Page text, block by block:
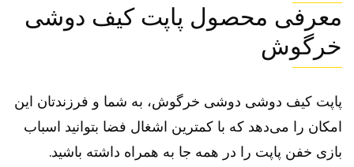
معرفی محصول پاپت کیف دوشی
خرگوش
پاپت کیف دوشی دوشی خرگوش، به شما و فرزندتان این
امکان را می‌دهد که با کمترین اشغال فضا بتوانید اسباب
بازی خفن پاپت را در همه جا به همراه داشته باشید.